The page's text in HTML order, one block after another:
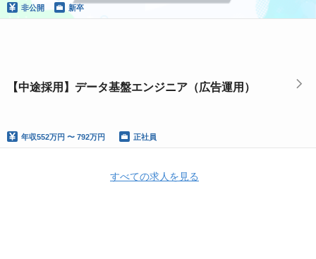
非公開 新卒
【中途採用】データ基盤エンジニア（広告運用）
年収552万円 〜 792万円 正社員
すべての求人を見る